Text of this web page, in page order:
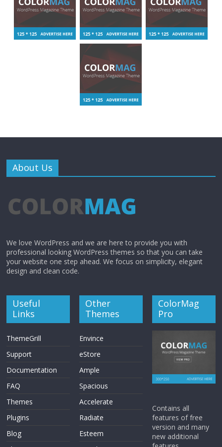
About Us
We love WordPress and we are here to provide you with
professional looking WordPress themes so that you can take
your website one step ahead. We focus on simplicity, elegant
design and clean code.
Useful
Links
ThemeGrill
Support
Documentation
FAQ
Themes
Plugins
Blog
Other
Themes
Envince
eStore
Ample
Spacious
Accelerate
Radiate
Esteem
ColorMag
Pro
Contains all
features of free
version and many
new additional